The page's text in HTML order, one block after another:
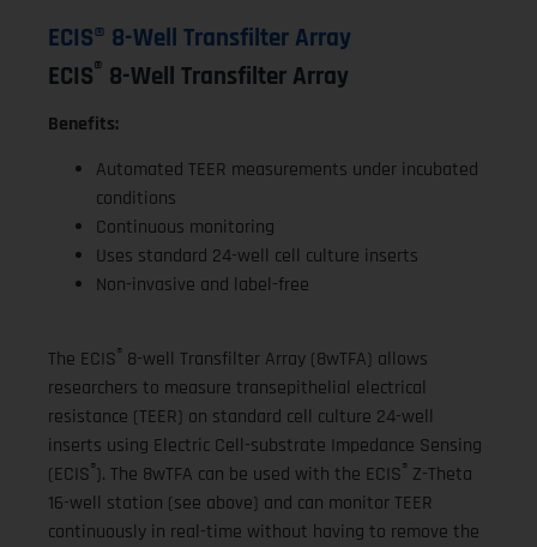
ECIS® 8-Well Transfilter Array
ECIS® 8-Well Transfilter Array
Benefits:
Automated TEER measurements under incubated
conditions
Continuous monitoring
Uses standard 24-well cell culture inserts
Non-invasive and label-free
The ECIS® 8-well Transfilter Array (8wTFA) allows
researchers to measure transepithelial electrical
resistance (TEER) on standard cell culture 24-well
inserts using Electric Cell-substrate Impedance Sensing
(ECIS®). The 8wTFA can be used with the ECIS® Z-Theta
16-well station (see above) and can monitor TEER
continuously in real-time without having to remove the